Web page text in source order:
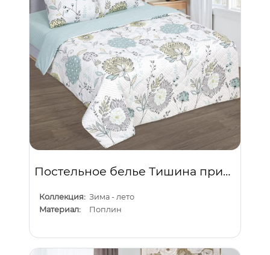
Постельное белье Тишина природы
Коллекция: Зима - лето
Материал:
Поплин